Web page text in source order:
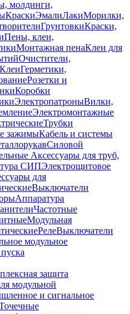
молдинги,
КраскиЭмалиЛакиМорилки,
ГрунтовкиКраски,
Пены, клеи,
Монтажная пенаКлеи для
Очистители,
КлеиГерметики,
Розетки и
Коробки
ЭлектропатроныВилки,
Электромонтажные
Трубки
зажимыКабель и системы
Силовой
Аксессуары для труб,
СИПЭлектрощитовое
для
Выключатели
Аппаратура
Частотные
Модульная
РелеВыключатели
модульное
защита
модульной
и сигнальное